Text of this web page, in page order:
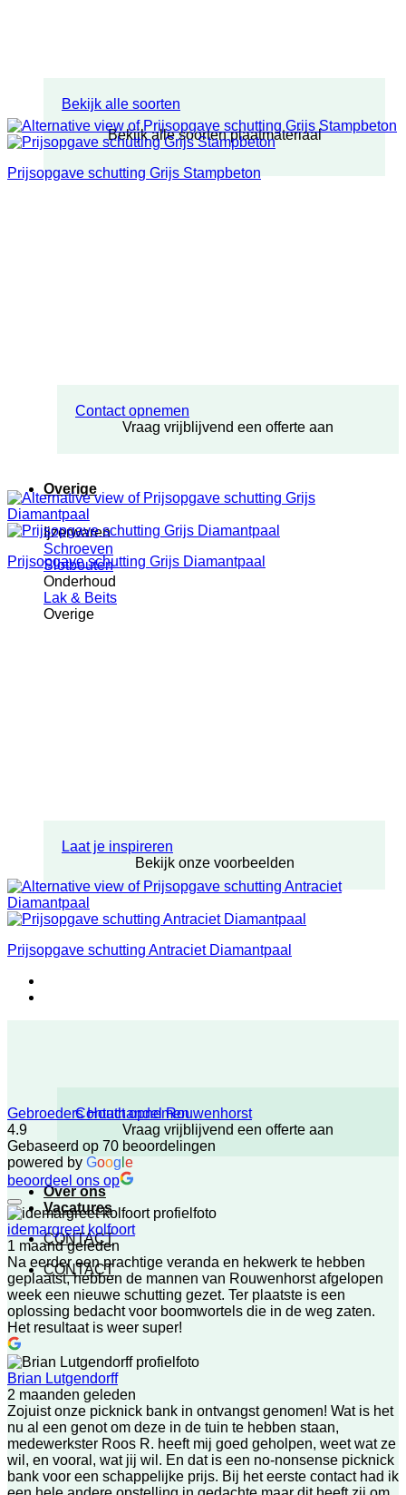
Bekijk alle soorten
Bekijk alle soorten plaatmateriaal
Contact opnemen
Vraag vrijblijvend een offerte aan
Overige
Ijzerwaren
Schroeven
Slotbouten
Onderhoud
Lak & Beits
Overige
Laat je inspireren
Bekijk onze voorbeelden
Contact opnemen
Vraag vrijblijvend een offerte aan
Over ons
Vacatures
CONTACT
CONTACT
Prijsopgave schutting Grijs Stampbeton
Prijsopgave schutting Grijs Diamantpaal
Prijsopgave schutting Antraciet Diamantpaal
Gebroeders Houthandel Rouwenhorst
4.9
Gebaseerd op 70 beoordelingen
powered by Goog e
beoordeel ons op
idemargreet kolfoort
1 maand geleden
Na eerder een prachtige veranda en hekwerk te hebben
geplaatst, hebben de mannen van Rouwenhorst afgelopen
week een nieuwe schutting gezet. Ter plaatste is een
oplossing bedacht voor boomwortels die in de weg zaten.
Het resultaat is weer super!
Brian Lutgendorff
2 maanden geleden
Zojuist onze picknick bank in ontvangst genomen! Wat is het
nu al een genot om deze in de tuin te hebben staan,
medewerkster Roos R. heeft mij goed geholpen, weet wat ze
wil, en vooral, wat jij wil. En dat is een no-nonsense picknick
bank voor een schappelijke prijs. Bij het eerste contact had ik